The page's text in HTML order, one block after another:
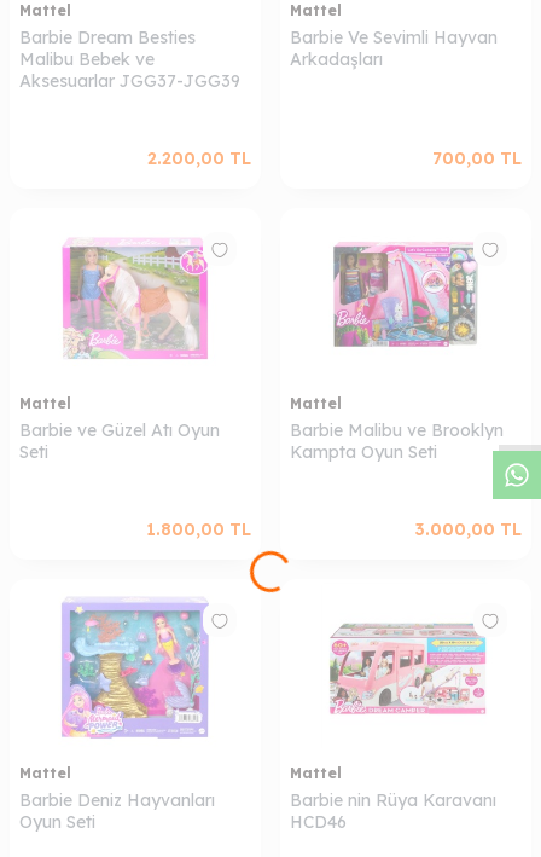
Mattel
Barbie Dream Besties
Malibu Bebek ve
Aksesuarlar JGG37-JGG39
2.200,00 TL
Mattel
Barbie Ve Sevimli Hayvan
Arkadaşları
700,00 TL
Mattel
Barbie ve Güzel Atı Oyun
Seti
1.800,00 TL
Mattel
Barbie Malibu ve Brooklyn
Kampta Oyun Seti
3.000,00 TL
Mattel
Barbie Deniz Hayvanları
Oyun Seti
Mattel
Barbie nin Rüya Karavanı
HCD46